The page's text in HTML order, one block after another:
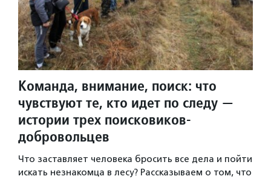
Команда, внимание, поиск: что
чувствуют те, кто идет по следу —
истории трех поисковиков-
добровольцев
Что заставляет человека бросить все дела и пойти
искать незнакомца в лесу? Рассказываем о том, что